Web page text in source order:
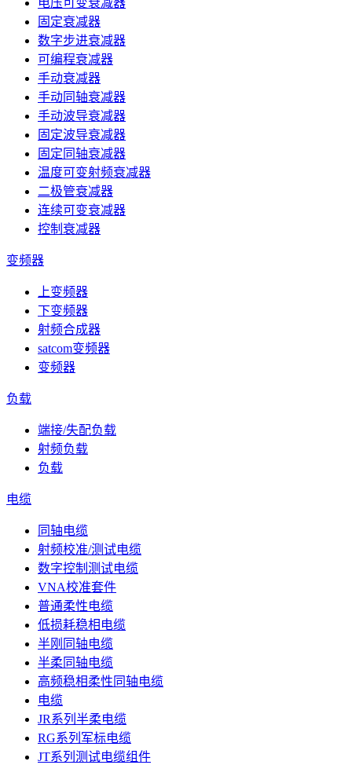
电压可变衰减器
固定衰减器
数字步进衰减器
可编程衰减器
手动衰减器
手动同轴衰减器
手动波导衰减器
固定波导衰减器
固定同轴衰减器
温度可变射频衰减器
二极管衰减器
连续可变衰减器
控制衰减器
变频器
上变频器
下变频器
射频合成器
satcom变频器
变频器
负载
端接/失配负载
射频负载
负载
电缆
同轴电缆
射频校准/测试电缆
数字控制测试电缆
VNA校准套件
普通柔性电缆
低损耗稳相电缆
半刚同轴电缆
半柔同轴电缆
高频稳相柔性同轴电缆
电缆
JR系列半柔电缆
RG系列军标电缆
JT系列测试电缆组件